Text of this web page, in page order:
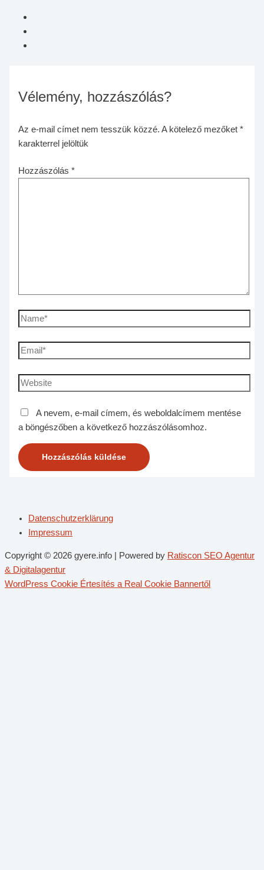
Vélemény, hozzászólás?
Az e-mail címet nem tesszük közzé. A kötelező mezőket *
karakterrel jelöltük
Hozzászólás *
A nevem, e-mail címem, és weboldalcímem mentése
a böngészőben a következő hozzászólásomhoz.
Datenschutzerklärung
Impressum
Copyright © 2026 gyere.info | Powered by Ratiscon SEO Agentur
& Digitalagentur
WordPress Cookie Értesítés a Real Cookie Bannertől